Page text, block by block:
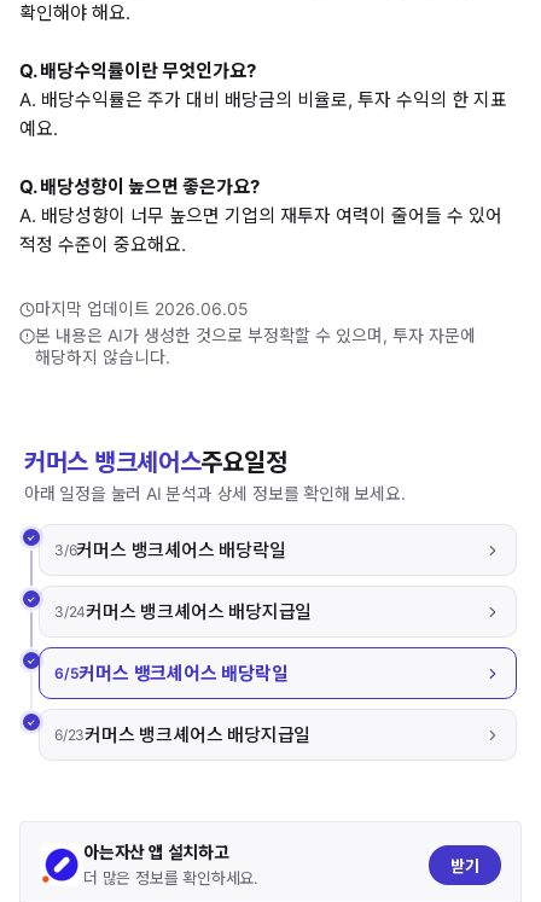
확인해야 해요.
Q. 배당수익률이란 무엇인가요?
A. 배당수익률은 주가 대비 배당금의 비율로, 투자 수익의 한 지표
예요.
Q. 배당성향이 높으면 좋은가요?
A. 배당성향이 너무 높으면 기업의 재투자 여력이 줄어들 수 있어
적정 수준이 중요해요.
마지막 업데이트 2026.06.05
본 내용은 AI가 생성한 것으로 부정확할 수 있으며, 투자 자문에
해당하지 않습니다.
커머스 뱅크셰어스주요일정
아래 일정을 눌러 AI 분석과 상세 정보를 확인해 보세요.
3/6커머스 뱅크셰어스 배당락일
3/24커머스 뱅크셰어스 배당지급일
6/5커머스 뱅크셰어스 배당락일
6/23커머스 뱅크셰어스 배당지급일
아는자산 앱 설치하고
더 많은 정보를 확인하세요.
받기